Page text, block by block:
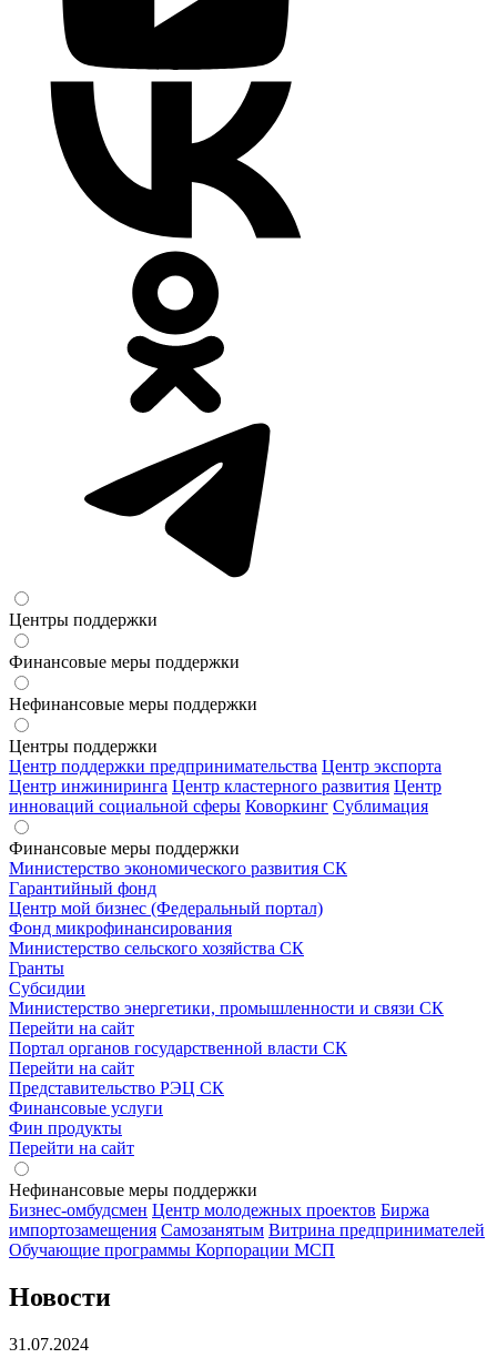
Центры поддержки
Финансовые меры поддержки
Нефинансовые меры поддержки
Центры поддержки
Центр поддержки предпринимательства Центр экспорта
Центр инжиниринга Центр кластерного развития Центр
инноваций социальной сферы Коворкинг Сублимация
Финансовые меры поддержки
Министерство экономического развития СК
Гарантийный фонд
Центр мой бизнес (Федеральный портал)
Фонд микрофинансирования
Министерство сельского хозяйства СК
Гранты
Субсидии
Министерство энергетики, промышленности и связи СК
Перейти на сайт
Портал органов государственной власти СК
Перейти на сайт
Представительство РЭЦ СК
Финансовые услуги
Фин продукты
Перейти на сайт
Нефинансовые меры поддержки
Бизнес-омбудсмен Центр молодежных проектов Биржа
импортозамещения Cамозанятым Витрина предпринимателей
Обучающие программы Корпорации МСП
Новости
31.07.2024